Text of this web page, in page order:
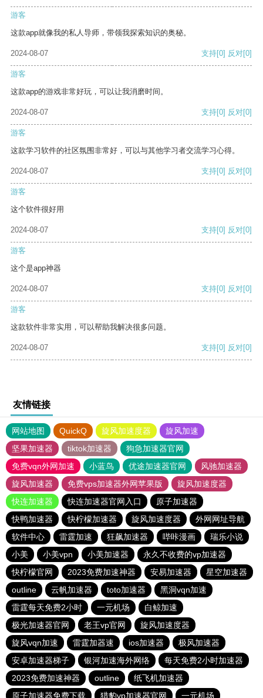
游客
这款app就像我的私人导师，带领我探索知识的奥秘。
2024-08-07 支持[0] 反对[0]
游客
这款app的游戏非常好玩，可以让我消磨时间。
2024-08-07 支持[0] 反对[0]
游客
这款学习软件的社区氛围非常好，可以与其他学习者交流学习心得。
2024-08-07 支持[0] 反对[0]
游客
这个软件很好用
2024-08-07 支持[0] 反对[0]
游客
这个是app神器
2024-08-07 支持[0] 反对[0]
游客
这款软件非常实用，可以帮助我解决很多问题。
2024-08-07 支持[0] 反对[0]
友情链接
网站地图 QuickQ 旋风加速度器
旋风加速
坚果加速器
tiktok加速器
狗急加速器官网
免费vqn外网加速
小蓝鸟 优途加速器官网
风驰加速器
旋风加速器
免费vps加速器外网苹果版
旋风加速度器
快连加速器
快连加速器官网入口
原子加速器
快鸭加速器
快柠檬加速器 旋风加速度器
外网网址导航
软件中心
雷霆加速 狂飙加速器 哔咔漫画
瑞乐小说
小美
小美vpn 小美加速器
永久不收费的vp加速器
快柠檬官网
2023免费加速神器 安易加速器
星空加速器
outline
云帆加速器 toto加速器
黑洞vqn加速
雷霆每天免费2小时
一元机场
白鲸加速
极光加速器官网
老王vp官网
旋风加速度器
旋风vqn加速
雷霆加器速 ios加速器
极风加速器
安卓加速器梯子
银河加速海外网络
每天免费2小时加速器
2023免费加速神器
outline
纸飞机加速器
原子加速器免费下载
猎豹vp加速器官网 一元机场